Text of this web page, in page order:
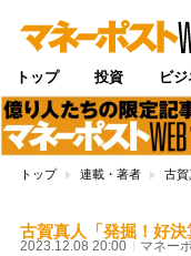
トップ 投資 ビ
トップ 連載・著者 古賀
古賀真人「発掘！好決
2023.12.08 20:00 マネー